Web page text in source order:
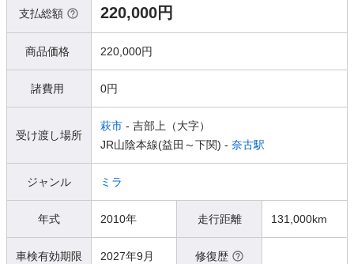
支払総額 220,000円
商品価格 220,000円
諸費用 0円
受け渡し場所
萩市 - 吉部上（大字）
JR山陰本線(益田～下関) - 奈古駅
ジャンル ミラ
年式 2010年 走行距離 131,000km
車検有効期限 2027年9月 修復歴